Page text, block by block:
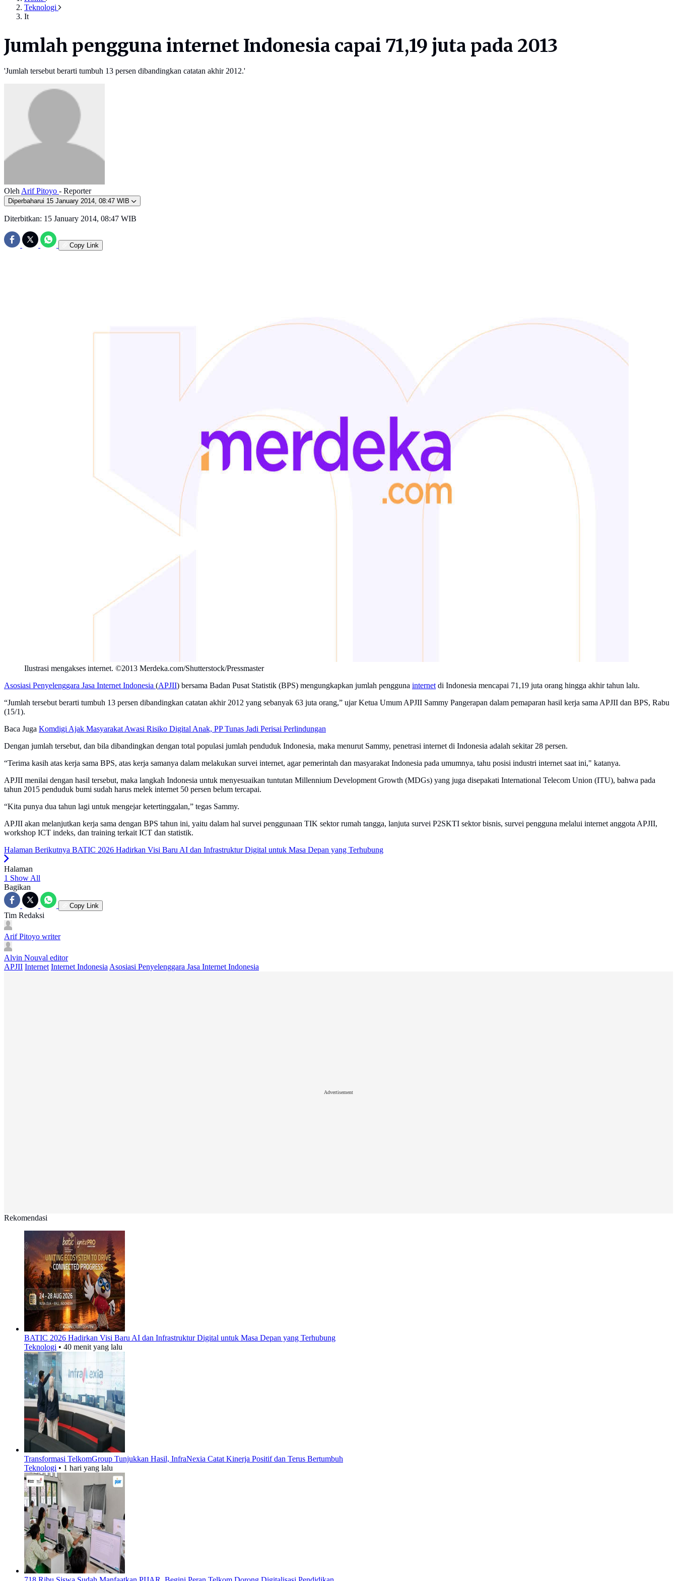
Teknologi
It
Jumlah pengguna internet Indonesia capai 71,19 juta pada 2013
'Jumlah tersebut berarti tumbuh 13 persen dibandingkan catatan akhir 2012.'
Oleh Arif Pitoyo - Reporter
Diperbaharui 15 January 2014, 08:47 WIB
Diterbitkan: 15 January 2014, 08:47 WIB
Copy Link
Ilustrasi mengakses internet. ©2013 Merdeka.com/Shutterstock/Pressmaster
Asosiasi Penyelenggara Jasa Internet Indonesia (APJII) bersama Badan Pusat Statistik (BPS) mengungkapkan jumlah pengguna internet di Indonesia mencapai 71,19 juta orang hingga akhir tahun lalu.
“Jumlah tersebut berarti tumbuh 13 persen dibandingkan catatan akhir 2012 yang sebanyak 63 juta orang,” ujar Ketua Umum APJII Sammy Pangerapan dalam pemaparan hasil kerja sama APJII dan BPS, Rabu
(15/1).
Baca Juga Komdigi Ajak Masyarakat Awasi Risiko Digital Anak, PP Tunas Jadi Perisai Perlindungan
Dengan jumlah tersebut, dan bila dibandingkan dengan total populasi jumlah penduduk Indonesia, maka menurut Sammy, penetrasi internet di Indonesia adalah sekitar 28 persen.
“Terima kasih atas kerja sama BPS, atas kerja samanya dalam melakukan survei internet, agar pemerintah dan masyarakat Indonesia pada umumnya, tahu posisi industri internet saat ini," katanya.
APJII menilai dengan hasil tersebut, maka langkah Indonesia untuk menyesuaikan tuntutan Millennium Development Growth (MDGs) yang juga disepakati International Telecom Union (ITU), bahwa pada
tahun 2015 penduduk bumi sudah harus melek internet 50 persen belum tercapai.
“Kita punya dua tahun lagi untuk mengejar ketertinggalan,” tegas Sammy.
APJII akan melanjutkan kerja sama dengan BPS tahun ini, yaitu dalam hal survei penggunaan TIK sektor rumah tangga, lanjuta survei P2SKTI sektor bisnis, survei pengguna melalui internet anggota APJII,
workshop ICT indeks, dan training terkait ICT dan statistik.
Halaman Berikutnya BATIC 2026 Hadirkan Visi Baru AI dan Infrastruktur Digital untuk Masa Depan yang Terhubung
Halaman
1 Show All
Bagikan
Copy Link
Tim Redaksi
Arif Pitoyo writer
Alvin Nouval editor
APJII Internet Internet Indonesia Asosiasi Penyelenggara Jasa Internet Indonesia
Advertisement
Rekomendasi
BATIC 2026 Hadirkan Visi Baru AI dan Infrastruktur Digital untuk Masa Depan yang Terhubung
Teknologi • 40 menit yang lalu
Transformasi TelkomGroup Tunjukkan Hasil, InfraNexia Catat Kinerja Positif dan Terus Bertumbuh
Teknologi • 1 hari yang lalu